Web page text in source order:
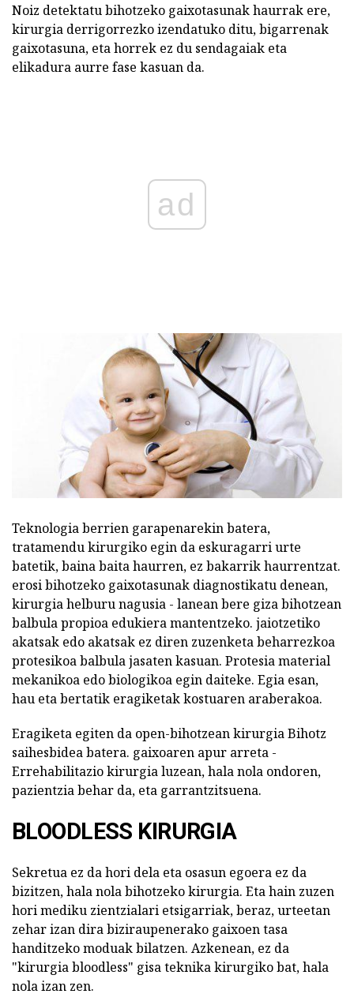
Noiz detektatu bihotzeko gaixotasunak haurrak ere,
kirurgia derrigorrezko izendatuko ditu, bigarrenak
gaixotasuna, eta horrek ez du sendagaiak eta
elikadura aurre fase kasuan da.
ad
Teknologia berrien garapenarekin batera,
tratamendu kirurgiko egin da eskuragarri urte
batetik, baina baita haurren, ez bakarrik haurrentzat.
erosi bihotzeko gaixotasunak diagnostikatu denean,
kirurgia helburu nagusia - lanean bere giza bihotzean
balbula propioa edukiera mantentzeko. jaiotzetiko
akatsak edo akatsak ez diren zuzenketa beharrezkoa
protesikoa balbula jasaten kasuan. Protesia material
mekanikoa edo biologikoa egin daiteke. Egia esan,
hau eta bertatik eragiketak kostuaren araberakoa.
Eragiketa egiten da open-bihotzean kirurgia Bihotz
saihesbidea batera. gaixoaren apur arreta -
Errehabilitazio kirurgia luzean, hala nola ondoren,
pazientzia behar da, eta garrantzitsuena.
BLOODLESS KIRURGIA
Sekretua ez da hori dela eta osasun egoera ez da
bizitzen, hala nola bihotzeko kirurgia. Eta hain zuzen
hori mediku zientzialari etsigarriak, beraz, urteetan
zehar izan dira biziraupenerako gaixoen tasa
handitzeko moduak bilatzen. Azkenean, ez da
"kirurgia bloodless" gisa teknika kirurgiko bat, hala
nola izan zen.